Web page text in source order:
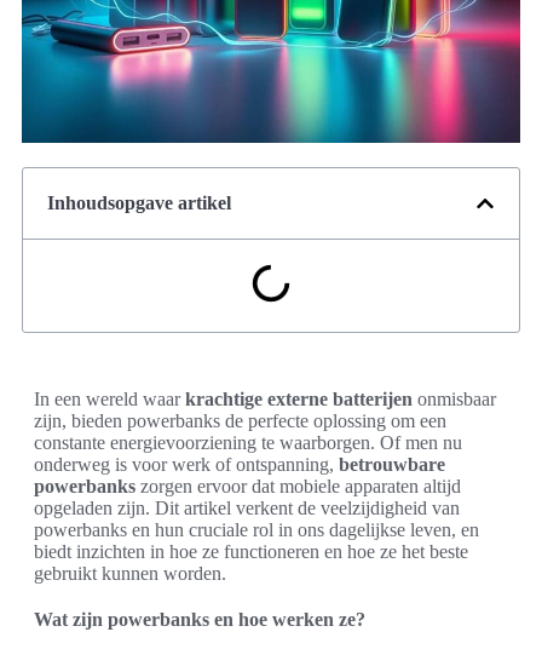
Inhoudsopgave artikel
In een wereld waarkrachtige externe batterijen onmisbaar
zijn, bieden powerbanks de perfecte oplossing om een
constante energievoorziening te waarborgen. Of men nu
onderweg is voor werk of ontspanning, betrouwbare
powerbanks zorgen ervoor dat mobiele apparaten altijd
opgeladen zijn. Dit artikel verkent de veelzijdigheid van
powerbanks en hun cruciale rol in ons dagelijkse leven, en
biedt inzichten in hoe ze functioneren en hoe ze het beste
gebruikt kunnen worden.
Wat zijn powerbanks en hoe werken ze?